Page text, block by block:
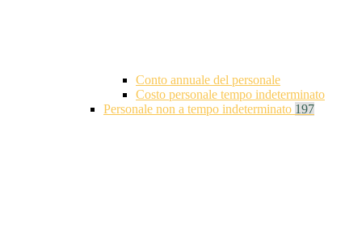
Conto annuale del personale
Costo personale tempo indeterminato
Personale non a tempo indeterminato 197